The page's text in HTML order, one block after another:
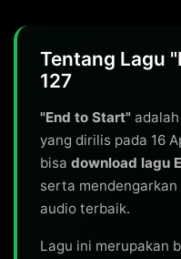
Tentang Lagu
127
"End to Start"
yang dirilis pada 16
bisa download lagu
serta
audio terbaik.
Lagu ini merupakan